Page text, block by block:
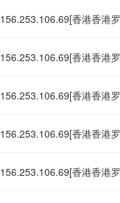
156.253.106.69[香港香港
156.253.106.69[香港香港
156.253.106.69[香港香港
156.253.106.69[香港香港
156.253.106.69[香港香港